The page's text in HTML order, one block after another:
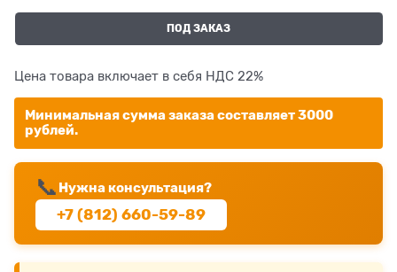
ПОД ЗАКАЗ
Цена товара включает в себя НДС 22%
Минимальная сумма заказа составляет 3000
рублей.
📞 Нужна консультация?
+7 (812) 660-59-89